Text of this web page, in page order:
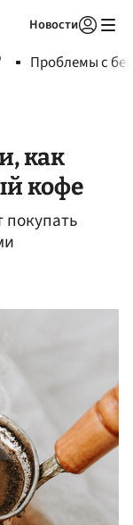
Новости
Проблемы с
как
кофе
покупать